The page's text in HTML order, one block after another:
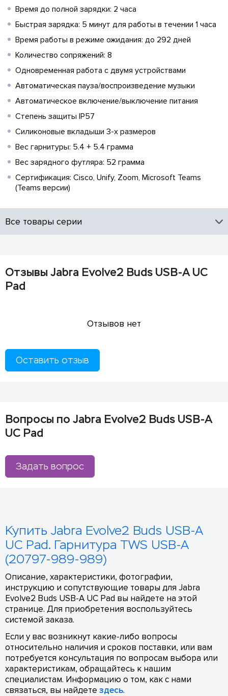
Время до полной зарядки: 2 часа
Быстрая зарядка: 5 минут для работы в течении 1 часа
Время работы в режиме ожидания: до 292 дней
Количество сопряжений: 8
Одновременная работа с двумя устройствами
Автоматическая пауза/воспроизведение музыки
Автоматическое включение/выключение питания
Степень защиты IP57
Силиконовые вкладыши 3-х размеров
Вес гарнитуры: 5.4 + 5.4 грамма
Вес зарядного футляра: 52 грамма
Сертификация: Cisco, Unify, Zoom, Microsoft Teams
(Teams версии)
Все товары серии
Отзывы Jabra Evolve2 Buds USB-A UC
Pad
Отзывов нет
Оставить отзыв
Вопросы по Jabra Evolve2 Buds USB-A
UC Pad
Задать вопрос
Купить Jabra Evolve2 Buds USB-A
UC Pad. Гарнитура TWS USB-A
(20797-989-989)
Описание, характеристики, фотографии,
инструкцию и сопутствующие товары для Jabra
Evolve2 Buds USB-A UC Pad вы найдете на этой
странице. Для приобретения воспользуйтесь
системой заказа.
Если у вас возникнут какие-либо вопросы
относительно наличия и сроков поставки, или вам
потребуется консультация по вопросам выбора или
характеристикам, обращайтесь к нашим
специалистам. Информацию о том, как с нами
связаться, вы найдете здесь.